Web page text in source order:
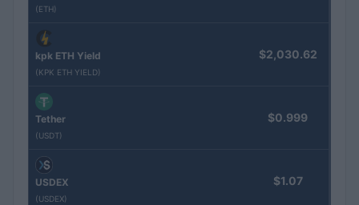
(ETH)
kpk ETH Yield
(KPK ETH YIELD)
$2,030.62
Tether
(USDT)
$0.999
USDEX
(USDEX)
$1.07